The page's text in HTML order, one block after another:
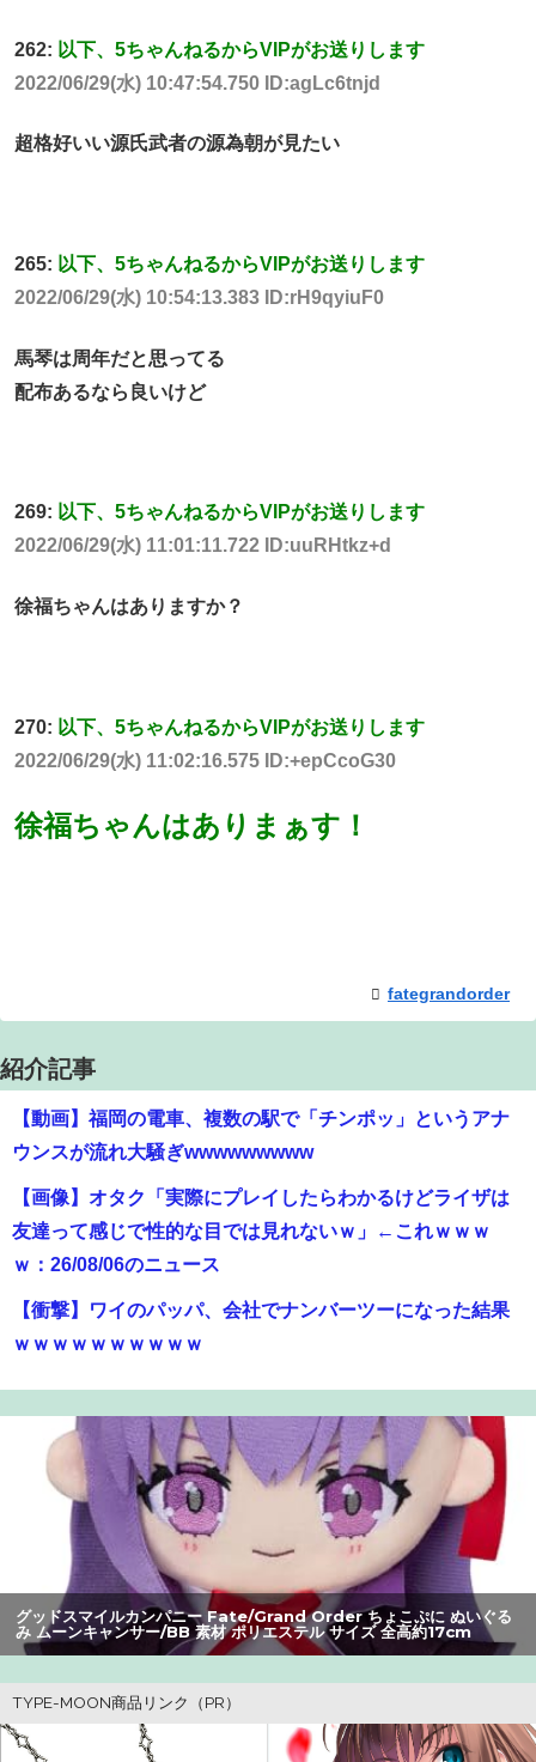
262: 以下、5ちゃんねるからVIPがお送りします
2022/06/29(水) 10:47:54.750 ID:agLc6tnjd
超格好いい源氏武者の源為朝が見たい
265: 以下、5ちゃんねるからVIPがお送りします
2022/06/29(水) 10:54:13.383 ID:rH9qyiuF0
馬琴は周年だと思ってる
配布あるなら良いけど
269: 以下、5ちゃんねるからVIPがお送りします
2022/06/29(水) 11:01:11.722 ID:uuRHtkz+d
徐福ちゃんはありますか？
270: 以下、5ちゃんねるからVIPがお送りします
2022/06/29(水) 11:02:16.575 ID:+epCcoG30
徐福ちゃんはありまぁす！
fategrandorder
紹介記事
【動画】福岡の電車、複数の駅で「チンポッ」というアナ
ウンスが流れ大騒ぎwwwwwwwww
【画像】オタク「実際にプレイしたらわかるけどライザは
友達って感じで性的な目では見れないｗ」←これｗｗｗ
ｗ：26/08/06のニュース
【衝撃】ワイのパッパ、会社でナンバーツーになった結果
ｗｗｗｗｗｗｗｗｗｗ
【爆笑】最近のオスガキ、名前がダサすぎるｗｗｗｗ ：
26/08/05のニュース
【悲報】高市早苗に逆らった財務官僚、異例の左遷ｗｗｗ
ｗｗｗｗｗ
【画像】美人すぎる女医、ガチで見つかる。めちゃくちゃ
いいべｗｗｗｗ ：26/08/04のニュース
【画像】咲-saki-作者、ようやく『奇乳』に気付くｗｗｗｗ
なる：26/08/03のニュース
【画像】井口裕香(36)、タンクトップがはち切れそうなくら
グッドスマイルカンパニー Fate/Grand Order ちょこぷに ぬいぐる
み ムーンキャンサー/BB 素材 ポリエステル サイズ 全高約17cm